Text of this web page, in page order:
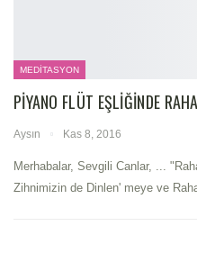
MEDITASYON
PIYANO FLÜT EŞLIĞINDE
Aysın Kas 8, 2016
Merhabalar, Sevgili Canlar, ...
Zihnimizin de Dinlen' meye ve